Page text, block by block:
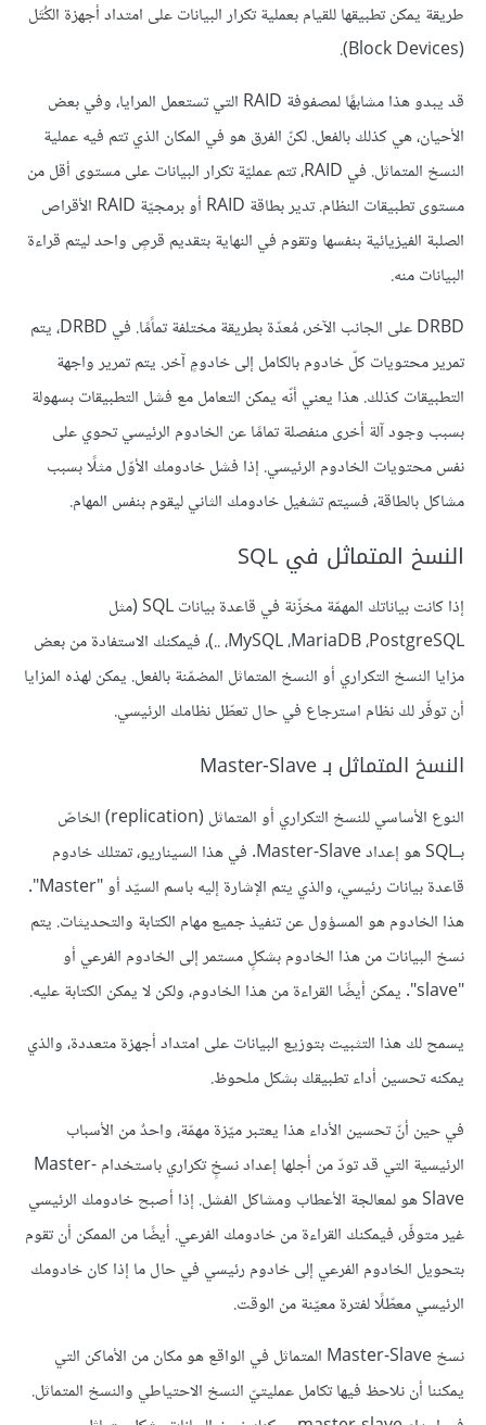
طريقة يمكن تطبيقها للقيام بعملية تكرار البيانات على امتداد أجهزة الكُتَل
(Block Devices).
قد يبدو هذا مشابهًا لمصفوفة RAID التي تستعمل المرايا، وفي بعض
الأحيان، هي كذلك بالفعل. لكنّ الفرق هو في المكان الذي تتم فيه عملية
النسخ المتماثل. في RAID، تتم عمليّة تكرار البيانات على مستوى أقل من
مستوى تطبيقات النظام. تدير بطاقة RAID أو برمجيّة RAID الأقراص
الصلبة الفيزيائية بنفسها وتقوم في النهاية بتقديم قرصٍ واحد ليتم قراءة
البيانات منه.
DRBD على الجانب الآخر، مُعدّة بطريقة مختلفة تماًمًا. في DRBD، يتم
تمرير محتويات كلّ خادوم بالكامل إلى خادومٍ آخر. يتم تمرير واجهة
التطبيقات كذلك. هذا يعني أنّه يمكن التعامل مع فشل التطبيقات بسهولة
بسبب وجود آلة أخرى منفصلة تمامًا عن الخادوم الرئيسي تحوي على
نفس محتويات الخادوم الرئيسي. إذا فشل خادومك الأوّل مثلًا بسبب
مشاكل بالطاقة، فسيتم تشغيل خادومك الثاني ليقوم بنفس المهام.
النسخ المتماثل في SQL
إذا كانت بياناتك المهمّة مخزّنة في قاعدة بيانات SQL (مثل
MySQL ،MariaDB ،PostgreSQL، ..)، فيمكنك الاستفادة من بعض
مزايا النسخ التكراري أو النسخ المتماثل المضمّنة بالفعل. يمكن لهذه المزايا
أن توفّر لك نظام استرجاع في حال تعطّل نظامك الرئيسي.
النسخ المتماثل بـ Master-Slave
النوع الأساسي للنسخ التكراري أو المتماثل (replication) الخاصّ
بـSQL هو إعداد Master-Slave. في هذا السيناريو، تمتلك خادوم
قاعدة بيانات رئيسي، والذي يتم الإشارة إليه باسم السيّد أو "Master".
هذا الخادوم هو المسؤول عن تنفيذ جميع مهام الكتابة والتحديثات. يتم
نسخ البيانات من هذا الخادوم بشكلٍ مستمر إلى الخادوم الفرعي أو
"slave". يمكن أيضًا القراءة من هذا الخادوم، ولكن لا يمكن الكتابة عليه.
يسمح لك هذا التثبيت بتوزيع البيانات على امتداد أجهزة متعددة، والذي
يمكنه تحسين أداء تطبيقك بشكل ملحوظ.
في حين أنّ تحسين الأداء هذا يعتبر ميّزة مهمّة، واحدٌ من الأسباب
الرئيسية التي قد تودّ من أجلها إعداد نسخٍ تكراري باستخدام Master-
Slave هو لمعالجة الأعطاب ومشاكل الفشل. إذا أصبح خادومك الرئيسي
غير متوفّر، فيمكنك القراءة من خادومك الفرعي. أيضًا من الممكن أن تقوم
بتحويل الخادوم الفرعي إلى خادوم رئيسي في حال ما إذا كان خادومك
الرئيسي معطّلًا لفترة معيّنة من الوقت.
نسخ Master-Slave المتماثل في الواقع هو مكان من الأماكن التي
يمكننا أن نلاحظ فيها تكامل عمليتيّ النسخ الاحتياطي والنسخ المتماثل.